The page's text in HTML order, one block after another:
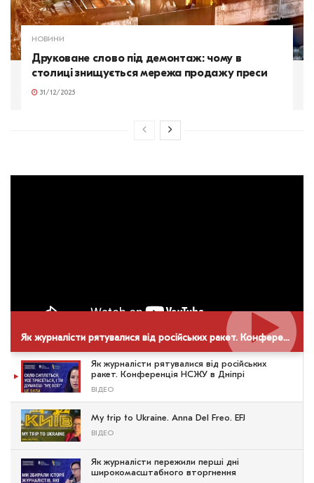
НОВИНИ
Друковане слово під демонтаж: чому в
столиці знищується мережа продажу преси
31/12/2025
Як журналісти рятувалися від російських ракет. Конференція НСЖУ в Дніпрі
Як журналісти рятувалися від російських
ракет. Конференція НСЖУ в Дніпрі
ВІДЕО
My trip to Ukraine. Anna Del Freo. EFJ
ВІДЕО
Як журналісти пережили перші дні
широкомасштабного вторгнення